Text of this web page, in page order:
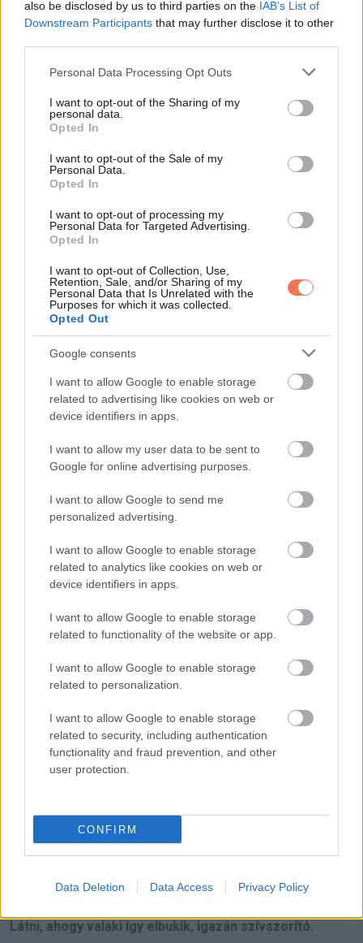
also be disclosed by us to third parties on the IAB’s List of
Downstream Participants that may further disclose it to other
Please note that this website/app uses one or more Google
not limited to your visit or usage behaviour. You may click to
grant or deny consent to Google and its third-party tags to
use your data for below specified purposes in below Google
consent section.
Personal Data Processing Opt Outs
I want to opt-out of the Sharing of my
personal data.
Opted In
I want to opt-out of the Sale of my
Personal Data.
Opted In
I want to opt-out of processing my
Personal Data for Targeted Advertising.
Opted In
I want to opt-out of Collection, Use,
Retention, Sale, and/or Sharing of my
Personal Data that Is Unrelated with the
Purposes for which it was collected.
Opted Out
Google consents
I want to allow Google to enable storage
related to advertising like cookies on web or
device identifiers in apps.
I want to allow my user data to be sent to
Google for online advertising purposes.
I want to allow Google to send me
personalized advertising.
I want to allow Google to enable storage
related to analytics like cookies on web or
device identifiers in apps.
I want to allow Google to enable storage
related to functionality of the website or app.
I want to allow Google to enable storage
related to personalization.
I want to allow Google to enable storage
related to security, including authentication
functionality and fraud prevention, and other
user protection.
CONFIRM
Data Deletion Data Access Privacy Policy
drogrehabilitációs szakember, aki egy józan lakóotthon
tulajdonosa, ingyen segítséget ajánlott Willisonnak, de a 39
éves férfi elutasította a kezelést, és kevesebb mint 24
órával később visszatért az utcára.
amire szüksége van ahhoz, hogy újra talpra álljon.
Látni, ahogy valaki így elbukik, igazán szívszorító.